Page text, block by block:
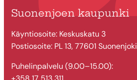
Suonenjoen kaupunki
Käyntiosoite: Keskuskatu 3
Postiosoite: PL 13, 77601 Suonenjoki
Puhelinpalvelu (9.00–15.00):